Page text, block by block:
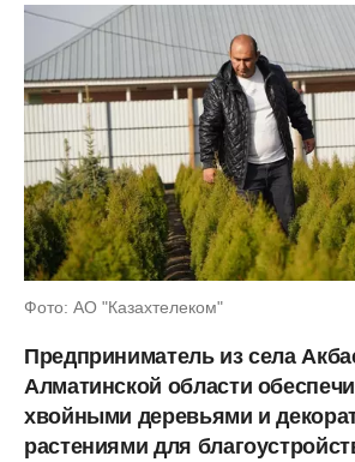
Фото: АО "Казахтелеком"
Предприниматель из села
Алматинской области
хвойными деревьями и
растениями для